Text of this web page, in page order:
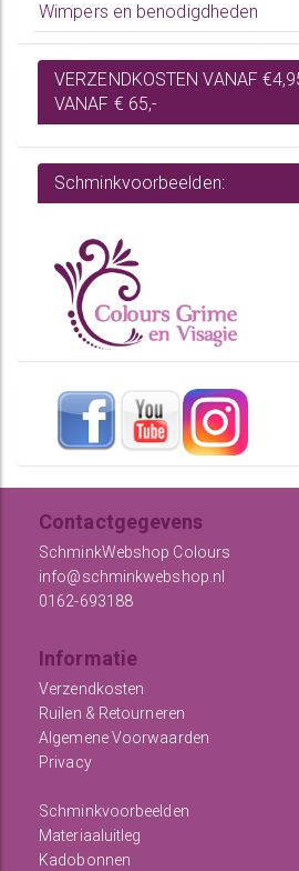
Wimpers en benodigdheden
VERZENDKOSTEN VANAF
VANAF € 65,-
Schminkvoorbeelden:
Contactgegevens
SchminkWebshop Colours
info@schminkwebshop.nl
0162-693188
Informatie
Verzendkosten
Ruilen & Retourneren
Algemene Voorwaarden
Privacy
Schminkvoorbeelden
Materiaaluitleg
Kadobonnen